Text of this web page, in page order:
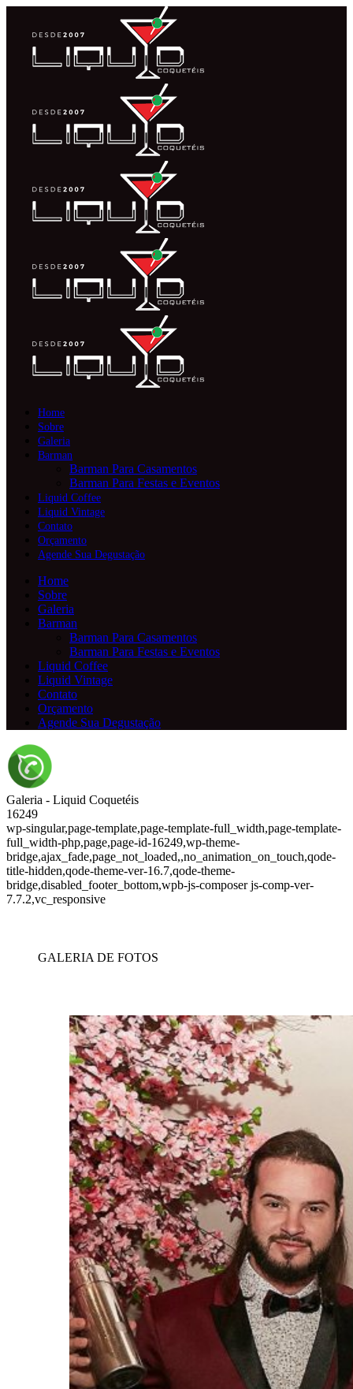
Home
Sobre
Galeria
Barman
Barman Para Casamentos
Barman Para Festas e Eventos
Liquid Coffee
Liquid Vintage
Contato
Orçamento
Agende Sua Degustação
Home
Sobre
Galeria
Barman
Barman Para Casamentos
Barman Para Festas e Eventos
Liquid Coffee
Liquid Vintage
Contato
Orçamento
Agende Sua Degustação
Galeria - Liquid Coquetéis
16249
wp-singular,page-template,page-template-full_width,page-template-
full_width-php,page,page-id-16249,wp-theme-
bridge,ajax_fade,page_not_loaded,,no_animation_on_touch,qode-
title-hidden,qode-theme-ver-16.7,qode-theme-
bridge,disabled_footer_bottom,wpb-js-composer js-comp-ver-
7.7.2,vc_responsive
GALERIA DE FOTOS